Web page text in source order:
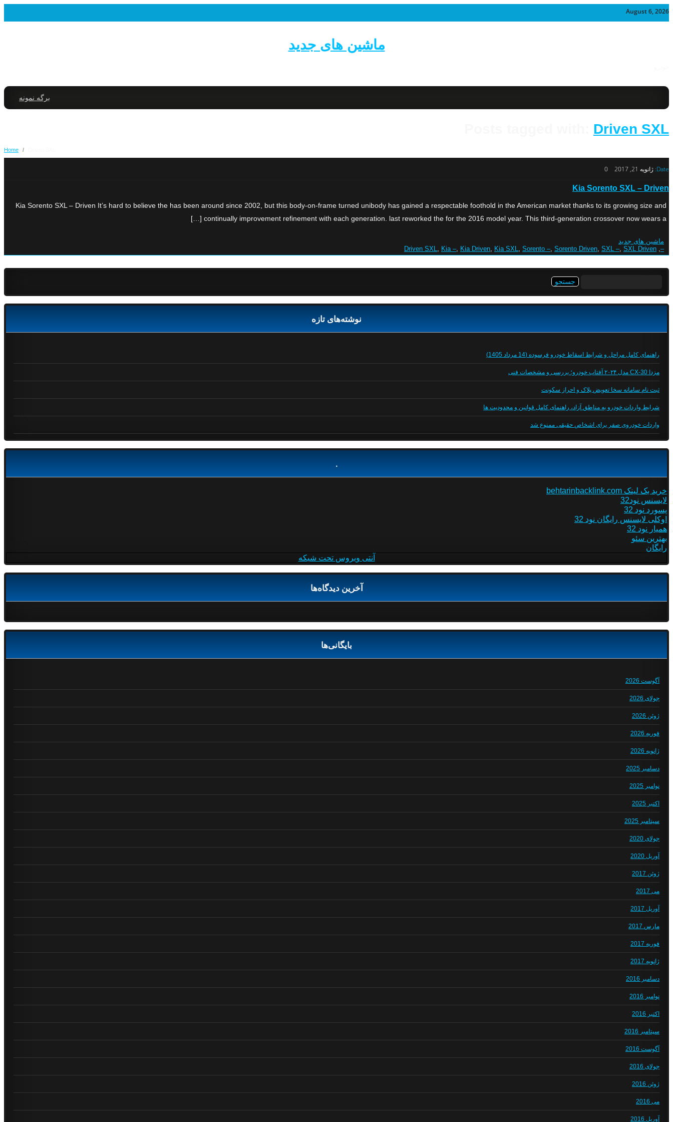
August 6, 2026
ماشین های جدید
برگه نمونه
Driven SXL
Home /
Date: ژانویه 21, 2017 0
Kia Sorento SXL – Driven
Kia Sorento SXL – Driven It’s hard to believe the has been around since 2002, but this body-on-frame turned unibody has gained a respectable foothold in the American market thanks to its growing size and
continually improvement refinement with each generation. last reworked the for the 2016 model year. This third-generation crossover now wears a […]
ماشین های جدید
–
,
Driven SXL, Kia –, Kia Driven, Kia SXL, Sorento –, Sorento Driven, SXL –, SXL Driven
نوشته‌های تازه
راهنمای کامل مراحل و شرایط اسقاط خودرو فرسوده (14 مرداد 1405)
مزدا CX-30 مدل ۲۰۲۴ آفتاب خودرو؛ بررسی و مشخصات فنی
ثبت نام سامانه سخا تعویض پلاک و احراز سکونت
شرایط واردات خودرو به مناطق آزاد، راهنمای کامل قوانین و محدودیت ها
واردات خودروی صفر برای اشخاص حقیقی ممنوع شد
.
خرید بک لینک behtarinbacklink.com
لایسنس نود32
پسورد نود 32
اوکلی لایسنس رایگان نود 32
همیار نود 32
بهترین سئو
رایگان
آنتی ویروس تحت شبکه
آخرین دیدگاه‌ها
بایگانی‌ها
آگوست 2026
جولای 2026
ژوئن 2026
فوریه 2026
ژانویه 2026
دسامبر 2025
نوامبر 2025
اکتبر 2025
سپتامبر 2025
جولای 2020
آوریل 2020
ژوئن 2017
می 2017
آوریل 2017
مارس 2017
فوریه 2017
ژانویه 2017
دسامبر 2016
نوامبر 2016
اکتبر 2016
سپتامبر 2016
آگوست 2016
جولای 2016
ژوئن 2016
می 2016
آوریل 2016